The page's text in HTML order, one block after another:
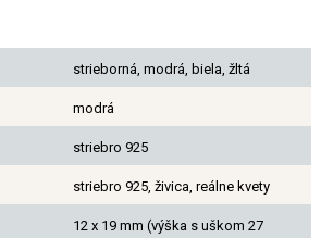
strieborná, modrá, biela, žltá
modrá
striebro 925
striebro 925, živica, reálne kvety
12 x 19 mm (výška s uškom 27